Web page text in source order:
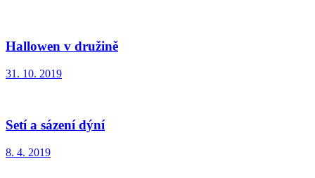
Hallowen v družině
31. 10. 2019
Setí a sázení dýní
8. 4. 2019